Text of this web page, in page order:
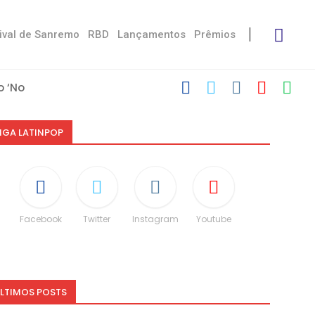
de Sanremo RBD Lançamentos Prêmios
Stress’
LATINPOP
Facebook Twitter Instagram Youtube
POSTS